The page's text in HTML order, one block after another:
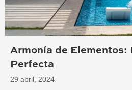
Armonía de Elementos:
Perfecta
29 abril, 2024